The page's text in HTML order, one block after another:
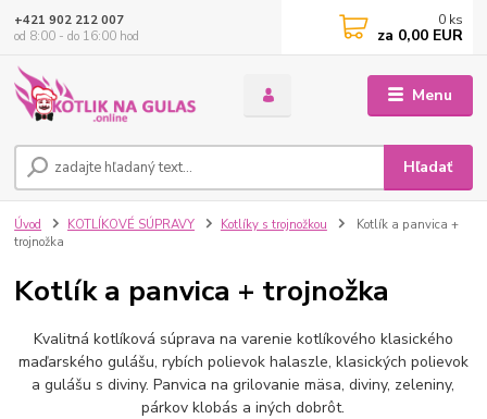
Menu
Hľadať
+421 902 212 007
od 8:00 - do 16:00 hod
0 ks
za 0,00 EUR
Úvod KOTLÍKOVÉ SÚPRAVY Kotlíky s trojnožkou
Kotlík a panvica +
trojnožka
Kotlík a panvica + trojnožka
Kvalitná kotlíková súprava na varenie kotlíkového klasického
maďarského gulášu, rybích polievok halaszle, klasických polievok
a gulášu s diviny. Panvica na grilovanie mäsa, diviny, zeleniny,
párkov klobás a iných dobrôt.